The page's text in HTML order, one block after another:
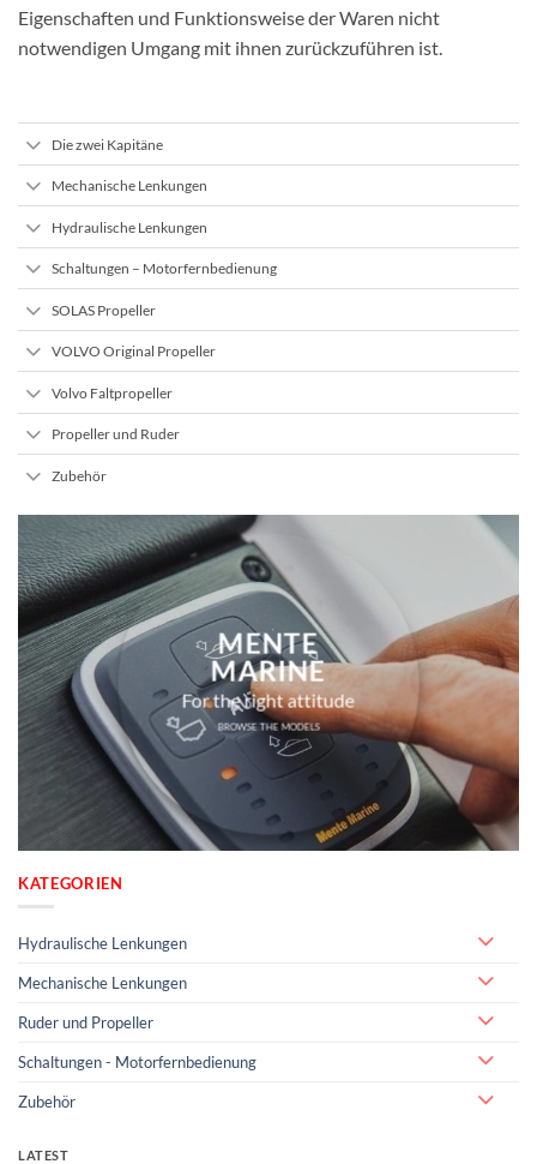
Eigenschaften und Funktionsweise der Waren nicht
notwendigen Umgang mit ihnen zurückzuführen ist.
Die zwei Kapitäne
Mechanische Lenkungen
Hydraulische Lenkungen
Schaltungen – Motorfernbedienung
SOLAS Propeller
VOLVO Original Propeller
Volvo Faltpropeller
Propeller und Ruder
Zubehör
MENTE
MARINE
For the right attitude
BROWSE THE MODELS
KATEGORIEN
Hydraulische Lenkungen
Mechanische Lenkungen
Ruder und Propeller
Schaltungen - Motorfernbedienung
Zubehör
LATEST